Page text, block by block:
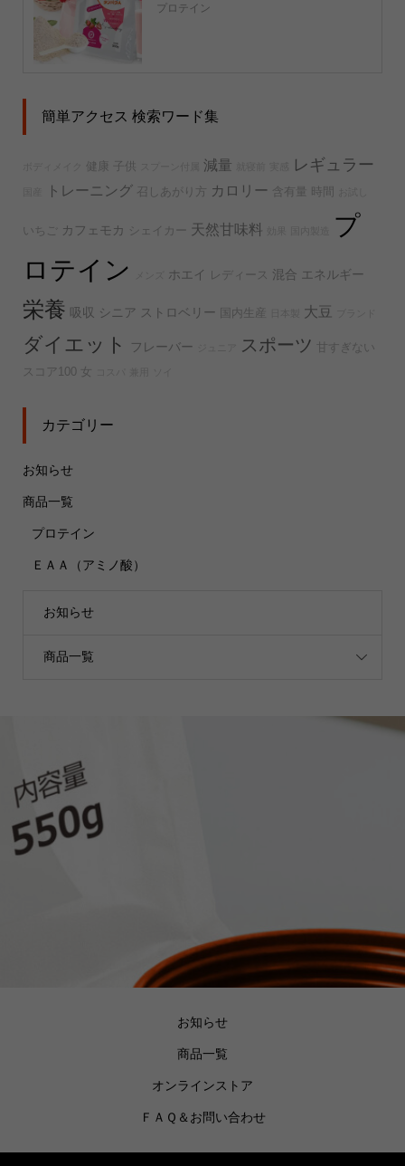
プロテイン
簡単アクセス 検索ワード集
健康 子供 減量 レギュラー
トレーニング 召しあがり方 カロリー 含有量 時間
いちご カフェモカ シェイカー 天然甘味料
プ
ロテイン
ホエイ レディース 混合 エネルギー
栄養 吸収 シニア ストロベリー 国内生産 大豆
ダイエット フレーバー スポーツ
甘すぎない
スコア100
女
カテゴリー
お知らせ
商品一覧
プロテイン
ＥＡＡ（アミノ酸）
お知らせ
商品一覧
お知らせ
商品一覧
オンラインストア
ＦＡＱ＆お問い合わせ